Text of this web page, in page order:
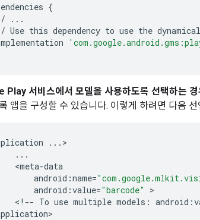
{
...
Use this dependency to use the
Play 서비스에서 모델을 사용하도록 선택하는 경
록 앱을 구성할 수 있습니다. 이렇게 하려면 다음 선
... >
...
<
meta-data
android :name=
android :value="barcode"
>
<
! -- To use multiple models : android :